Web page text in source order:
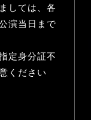
しては、各
演当日まで
定身分証不
ください